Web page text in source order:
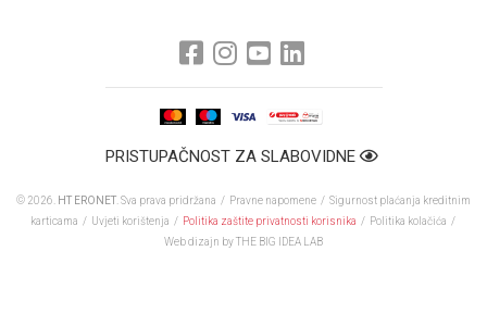
PRISTUPAČNOST ZA SLABOVIDNE
© 2026. HT ERONET . Sva prava pridržana / Pravne napomene / Sigurnost plaćanja kreditnim
karticama / Uvjeti korištenja / Politika zaštite privatnosti korisnika / Politika kolačića /
Web dizajn by THE BIG IDEA LAB